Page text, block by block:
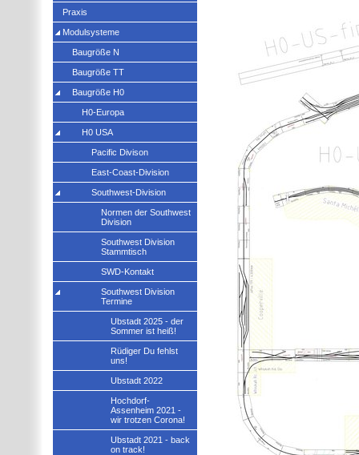
Praxis
Modulsysteme
Baugröße N
Baugröße TT
Baugröße H0
H0-Europa
H0 USA
Pacific Divison
East-Coast-Division
Southwest-Division
Normen der Southwest
Division
Southwest Division
Stammtisch
SWD-Kontakt
Southwest Division
Termine
Ubstadt 2025 - der
Sommer ist heiß!
Rüdiger Du fehlst
uns!
Ubstadt 2022
Hochdorf-
Assenheim 2021 -
wir trotzen Corona!
Ubstadt 2021 - back
on track!